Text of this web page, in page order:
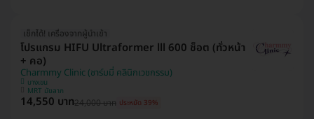
เช็กได้! เครื่องจากผู้นำเข้า
โปรแกรม HIFU Ultraformer lll 600 ช็อต (ทั่วหน้า
+ คอ)
Charmmy Clinic (ชาร์มมี่ คลินิกเวชกรรม)
บางเขน
MRT มัยลาภ
14,550 บาท24,000 บาท ประหยัด 39%